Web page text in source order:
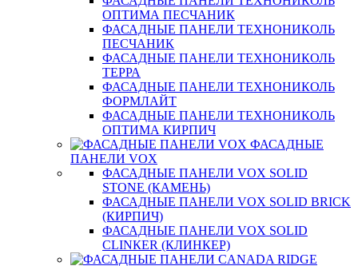
ОПТИМА ПЕСЧАНИК
ФАСАДНЫЕ ПАНЕЛИ ТЕХНОНИКОЛЬ
ПЕСЧАНИК
ФАСАДНЫЕ ПАНЕЛИ ТЕХНОНИКОЛЬ
ТЕРРА
ФАСАДНЫЕ ПАНЕЛИ ТЕХНОНИКОЛЬ
ФОРМЛАЙТ
ФАСАДНЫЕ ПАНЕЛИ ТЕХНОНИКОЛЬ
ОПТИМА КИРПИЧ
ФАСАДНЫЕ
ПАНЕЛИ VOX
ФАСАДНЫЕ ПАНЕЛИ VOX SOLID
STONE (КАМЕНЬ)
ФАСАДНЫЕ ПАНЕЛИ VOX SOLID BRICK
(КИРПИЧ)
ФАСАДНЫЕ ПАНЕЛИ VOX SOLID
CLINКER (КЛИНКЕР)